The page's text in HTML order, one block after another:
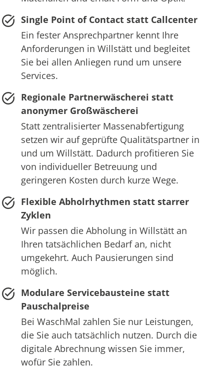
Single Point of Contact statt Callcenter
Ein fester Ansprechpartner kennt Ihre
Anforderungen in Willstätt und begleitet
Sie bei allen Anliegen rund um unsere
Services.
Regionale Partnerwäscherei statt
anonymer Großwäscherei
Statt zentralisierter Massenabfertigung
setzen wir auf geprüfte Qualitätspartner in
und um Willstätt. Dadurch profitieren Sie
von individueller Betreuung und
geringeren Kosten durch kurze Wege.
Flexible Abholrhythmen statt starrer
Zyklen
Wir passen die Abholung in Willstätt an
Ihren tatsächlichen Bedarf an, nicht
umgekehrt. Auch Pausierungen sind
möglich.
Modulare Servicebausteine statt
Pauschalpreise
Bei WaschMal zahlen Sie nur Leistungen,
die Sie auch tatsächlich nutzen. Durch die
digitale Abrechnung wissen Sie immer,
wofür Sie zahlen.